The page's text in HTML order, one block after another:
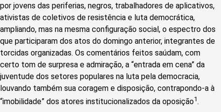
por jovens das periferias, negros, trabalhadores de aplicativos,
ativistas de coletivos de resistência e luta democrática,
ampliando, mas na mesma configuração social, o espectro dos
que participaram dos atos do domingo anterior, integrantes de
torcidas organizadas. Os comentários feitos saúdam, com
certo tom de surpresa e admiração, a “entrada em cena” da
juventude dos setores populares na luta pela democracia,
louvando também sua coragem e disposição, contrapondo-a à
“imobilidade” dos atores institucionalizados da oposição1.